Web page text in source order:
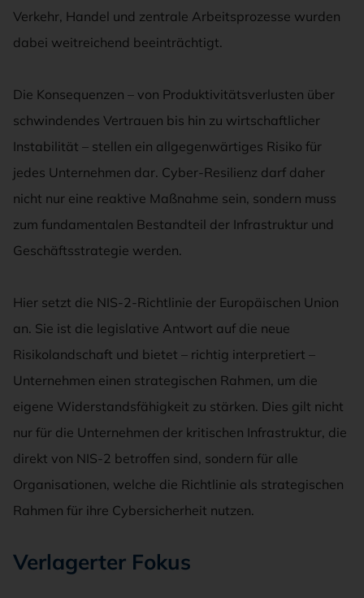
Verkehr, Handel und zentrale Arbeitsprozesse wurden
dabei weitreichend beeinträchtigt.
Die Konsequenzen – von Produktivitätsverlusten über
schwindendes Vertrauen bis hin zu wirtschaftlicher
Instabilität – stellen ein allgegenwärtiges Risiko für
jedes Unternehmen dar. Cyber-Resilienz darf daher
nicht nur eine reaktive Maßnahme sein, sondern muss
zum fundamentalen Bestandteil der Infrastruktur und
Geschäftsstrategie werden.
Hier setzt die NIS-2-Richtlinie der Europäischen Union
an. Sie ist die legislative Antwort auf die neue
Risikolandschaft und bietet – richtig interpretiert –
Unternehmen einen strategischen Rahmen, um die
eigene Widerstandsfähigkeit zu stärken. Dies gilt nicht
nur für die Unternehmen der kritischen Infrastruktur, die
direkt von NIS-2 betroffen sind, sondern für alle
Organisationen, welche die Richtlinie als strategischen
Rahmen für ihre Cybersicherheit nutzen.
Verlagerter Fokus